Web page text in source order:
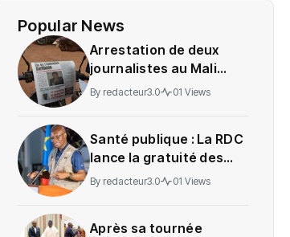
Popular News
Arrestation de deux
journalistes au Mali
provoque une
By redacteur3.0 01 Views
Santé publique : La RDC
lance la gratuité des
soins en Ituri
By redacteur3.0 01 Views
Après sa tournée